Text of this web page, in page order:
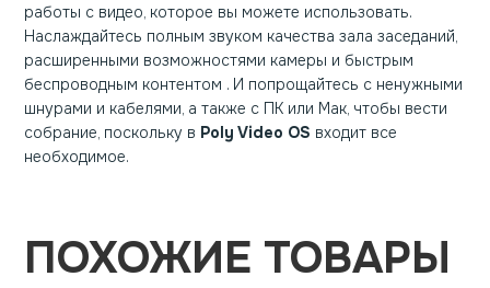
работы с видео, которое вы можете использовать.
Наслаждайтесь полным звуком качества зала заседаний,
расширенными возможностями камеры и быстрым
беспроводным контентом . И попрощайтесь с ненужными
шнурами и кабелями, а также с ПК или Мак, чтобы вести
собрание, поскольку в Poly Video OS входит все
необходимое.
ПОХОЖИЕ ТОВАРЫ